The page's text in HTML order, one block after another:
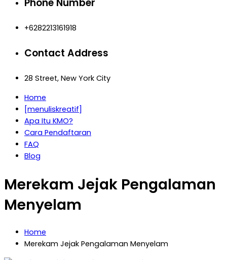
+6282213161918
Contact Address
28 Street, New York City
Home
[menuliskreatif]
Apa Itu KMO?
Cara Pendaftaran
FAQ
Blog
Merekam Jejak Pengalaman
Menyelam
Home
Merekam Jejak Pengalaman Menyelam